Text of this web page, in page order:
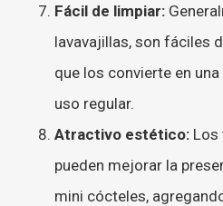
Fácil de limpiar:
lavavajillas, son fáciles
que los convierte en
uso regular.
Atractivo estético: Los
pueden mejorar la
mini cócteles,